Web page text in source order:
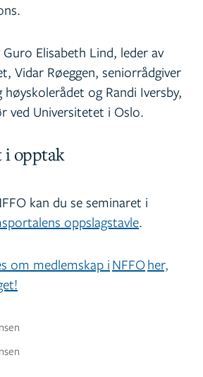
Elisabeth Lind, leder av
Vidar Røeggen, seniorrådgiver
og Randi Iversby,
ved Universitetet i Oslo.
i opptak
kan du se seminaret i
oppslagstavle.
om medlemskap i NFFOher,